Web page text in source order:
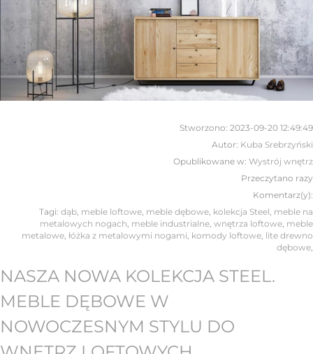
Stworzono: 2023-09-20 12:49:49
Autor: Kuba Srebrzyński
Opublikowane w: Wystrój wnętrz
Przeczytano razy
Komentarz(y):
Tagi: dąb, meble loftowe, meble dębowe, kolekcja Steel, meble na
metalowych nogach, meble industrialne, wnętrza loftowe, meble
metalowe, łóżka z metalowymi nogami, komody loftowe, lite drewno
dębowe,
NASZA NOWA KOLEKCJA STEEL.
MEBLE DĘBOWE W
NOWOCZESNYM STYLU DO